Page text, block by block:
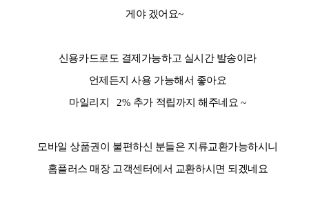
게야 겠어요~
신용카드로도 결제가능하고 실시간 발송이라
언제든지 사용 가능해서 좋아요
마일리지 2% 추가 적립까지 해주네요 ~
모바일 상품권이 불편하신 분들은 지류교환가능하시니
홈플러스 매장 고객센터에서 교환하시면 되겠네요